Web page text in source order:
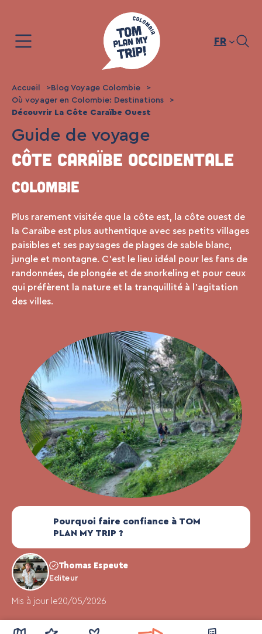
contenu
FR
Accueil
Blog Voyage Colombie
Où voyager en Colombie: Destinations
Découvrir La Côte Caraïbe Ouest
Guide de voyage
CÔTE CARAÏBE OCCIDENTALE
Colombie
Plus rarement visitée que la côte est, la côte ouest de
la Caraïbe est plus authentique avec ses petits villages
paisibles et ses paysages de plages de sable blanc,
jungle et montagne. C’est le lieu idéal pour les fans de
randonnées, de plongée et de snorkeling et pour ceux
qui préfèrent la nature et la tranquillité à l’agitation
des villes.
Pourquoi faire confiance à TOM
PLAN MY TRIP ?
Thomas Espeute
Editeur
Mis à jour le20/05/2026